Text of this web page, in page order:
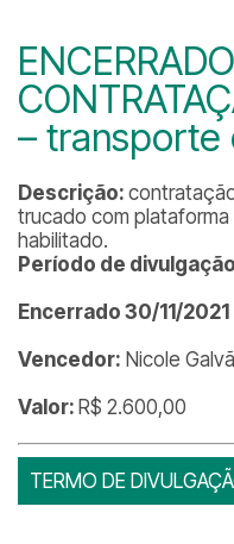
– transporte
Descrição:
trucado com
habilitado.
Período de divulgação
Encerrado 30/11/2021
Vencedor: Nicole
Valor: R$ 2.600,00
TERMO DE